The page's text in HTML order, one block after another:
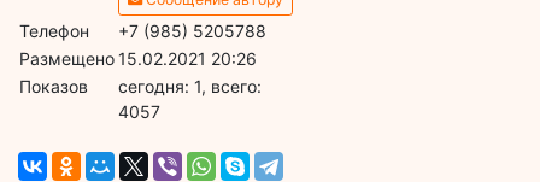
Телефон
+7 (985) 5205788
Размещено15.02.2021 20:26
Показов
cегодня: 1, всего:
4057